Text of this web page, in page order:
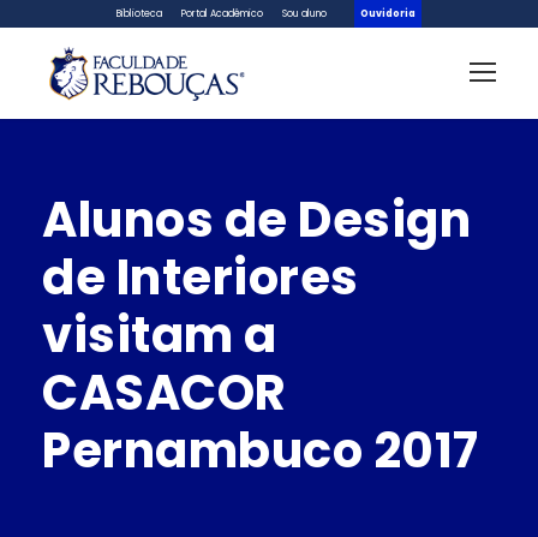
Biblioteca Portal Acadêmico Sou aluno Ouvidoria
Alunos de Design
de Interiores
visitam a
CASACOR
Pernambuco 2017